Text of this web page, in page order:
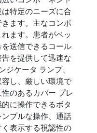
、ディスプレイ、送
特定のニーズに合
ます。主なコンポ
ます。患者がベッ
送信できるコール
を提供して迅速な
ジケータ ランプ、
し、厳しい環境で
のあるカバー プレ
に操作できるボタ
プルな操作、通話
表示する視認性の